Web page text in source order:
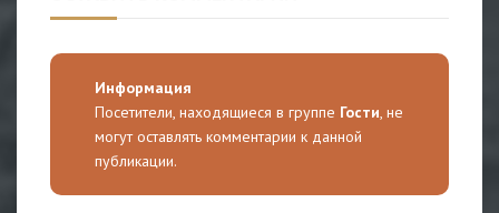
Информация
Посетители, находящиеся в группе Гости, не
могут оставлять комментарии к данной
публикации.